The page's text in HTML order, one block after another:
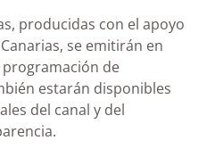
producidas con el apoyo
se emitirán en
de
estarán disponibles
del canal y del